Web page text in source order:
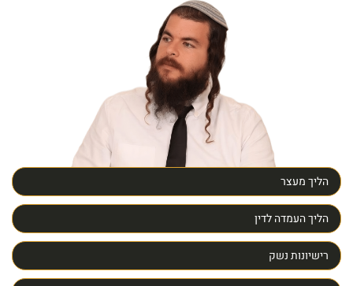
הליך מעצר
הליך העמדה לדין
רישיונות נשק